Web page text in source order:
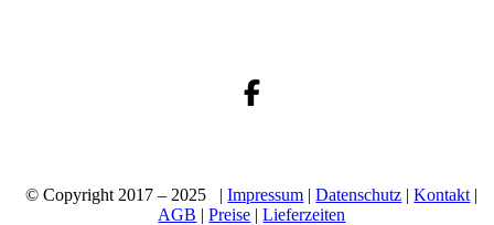
© Copyright 2017 – 2025 |Impressum |Datenschutz |Kontakt |
AGB |Preise |Lieferzeiten